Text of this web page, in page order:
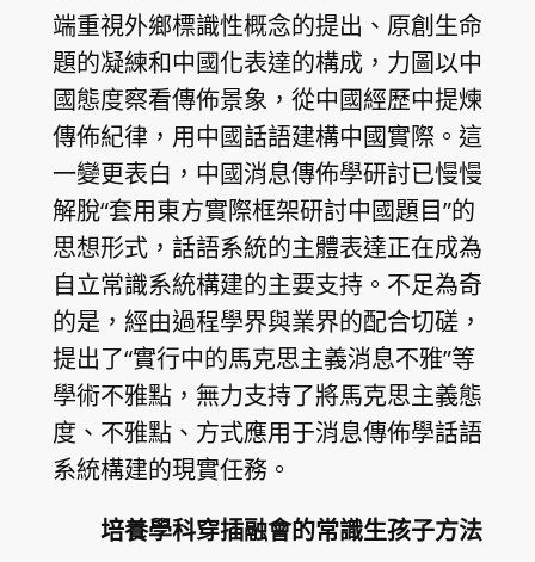
端重視外鄉標識性概念的提出、原創生命
題的凝練和中國化表達的構成，力圖以中
國態度察看傳佈景象，從中國經歷中提煉
傳佈紀律，用中國話語建構中國實際。這
一變更表白，中國消息傳佈學研討已慢慢
解脫“套用東方實際框架研討中國題目”的
思想形式，話語系統的主體表達正在成為
自立常識系統構建的主要支持。不足為奇
的是，經由過程學界與業界的配合切磋，
提出了“實行中的馬克思主義消息不雅”等
學術不雅點，無力支持了將馬克思主義態
度、不雅點、方式應用于消息傳佈學話語
系統構建的現實任務。
培養學科穿插融會的常識生孩子方法